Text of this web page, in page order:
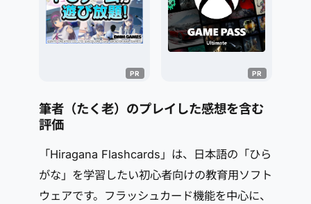
筆者（たく老）のプレイした感想を含む
評価
「Hiragana Flashcards」は、日本語の「ひら
がな」を学習したい初心者向けの教育用ソフト
ウェアです。フラッシュカード機能を中心に、